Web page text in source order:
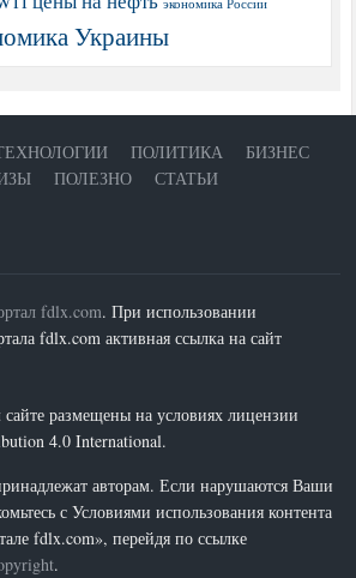
экономика России
Украины
ПОЛИТИКА
БИЗНЕС
ПОЛЕЗНО СТАТЬИ
fdlx.com. При использовании
fdlx.com активная ссылка на сайт
размещены на условиях лицензии
4.0 International.
авторам. Если нарушаются Ваши
с Условиями использования контента
fdlx.com», перейдя по ссылке
.